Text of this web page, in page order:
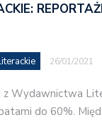
26/01/2021
Wydawnictwa
do 60%.